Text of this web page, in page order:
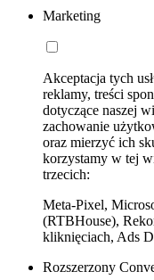
Marketing
Akceptacja tych
reklamy, treści
dotyczące naszej
zachowanie
oraz mierzyć ich
korzystamy w tej
trzecich:
Meta-Pixel,
(RTBHouse),
kliknięciach, Ads
Rozszerzony